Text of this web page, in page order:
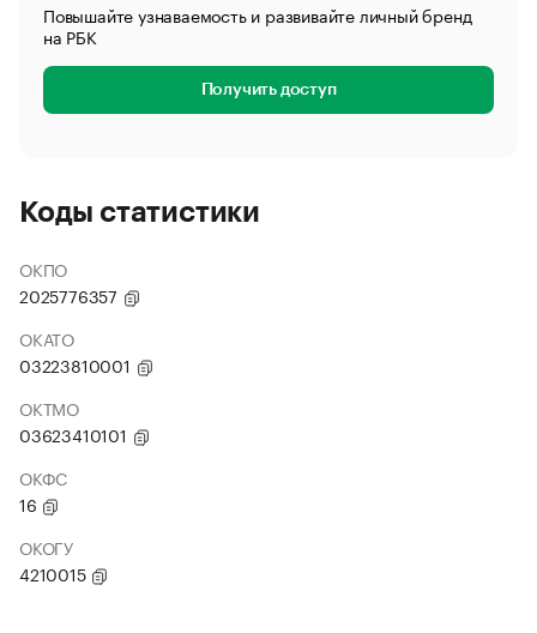
Повышайте узнаваемость и развивайте личный бренд
на РБК
Получить доступ
Коды статистики
ОКПО
2025776357
ОКАТО
03223810001
ОКТМО
03623410101
ОКФС
16
ОКОГУ
4210015